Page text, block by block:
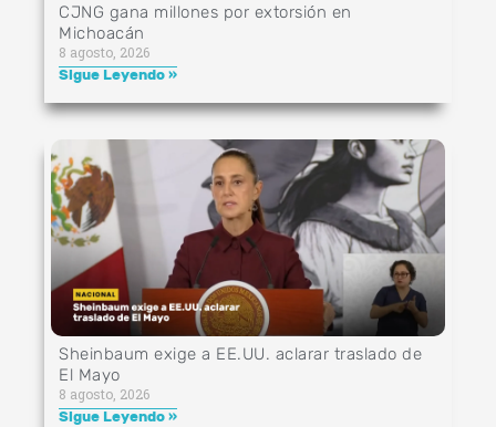
CJNG gana millones por extorsión en
Michoacán
8 agosto, 2026
Sigue Leyendo »
Sheinbaum exige a EE.UU. aclarar traslado de
El Mayo
8 agosto, 2026
Sigue Leyendo »